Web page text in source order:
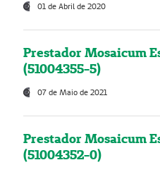
01 de Abril de 2020
Prestador Mosaicum
(51004355-5)
07 de Maio de 2021
Prestador Mosaicum
(51004352-0)